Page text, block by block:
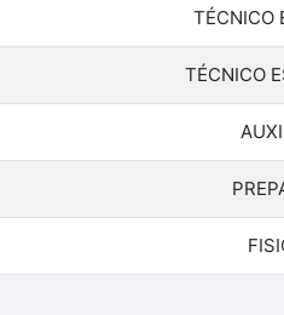
TÉCNICO
TÉCNICO